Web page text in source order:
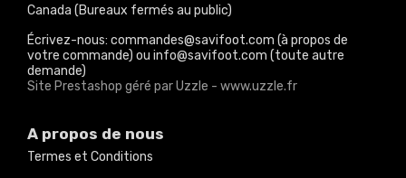
Canada (Bureaux fermés au public)
Écrivez-nous: commandes@savifoot.com (à propos de
votre commande) ou info@savifoot.com (toute autre
demande)
Site Prestashop géré par Uzzle - www.uzzle.fr
A propos de nous
Termes et Conditions